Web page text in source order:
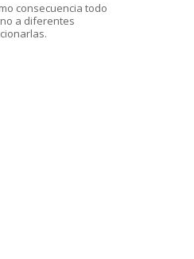
consecuencia todo
a diferentes